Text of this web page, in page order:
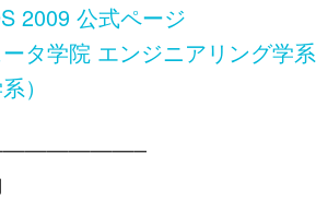
2009 公式ページ
タ学院 エンジニアリング学
）